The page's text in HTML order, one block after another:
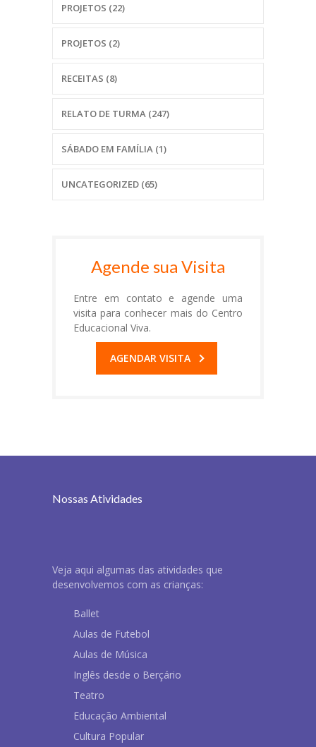
PROJETOS (22)
PROJETOS (2)
RECEITAS (8)
RELATO DE TURMA (247)
SÁBADO EM FAMÍLIA (1)
UNCATEGORIZED (65)
Agende sua Visita
Entre em contato e agende uma
visita para conhecer mais do Centro
Educacional Viva.
AGENDAR VISITA
Nossas Atividades
Veja aqui algumas das atividades que
desenvolvemos com as crianças:
Ballet
Aulas de Futebol
Aulas de Música
Inglês desde o Berçário
Teatro
Educação Ambiental
Cultura Popular